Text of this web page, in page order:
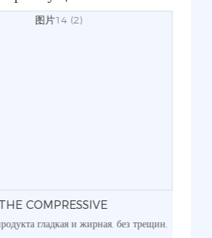
COMPRESSIVE
гладкая и жирная, без трещин,